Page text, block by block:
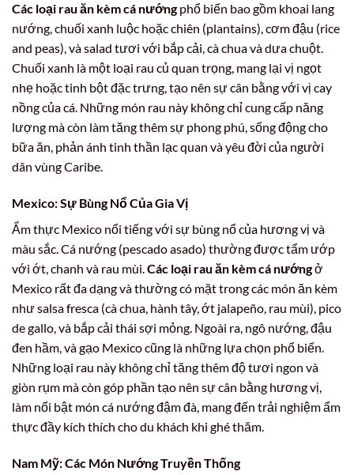
Các loại rau ăn kèm cá nướngphổ biến bao gồm khoai lang
nướng, chuối xanh luộc hoặc chiên (plantains), cơm đậu (rice
and peas), và salad tươi với bắp cải, cà chua và dưa chuột.
Chuối xanh là một loại rau củ quan trọng, mang lại vị ngọt
nhẹ hoặc tinh bột đặc trưng, tạo nên sự cân bằng với vị cay
nồng của cá. Những món rau này không chỉ cung cấp năng
lượng mà còn làm tăng thêm sự phong phú, sống động cho
bữa ăn, phản ánh tinh thần lạc quan và yêu đời của người
dân vùng Caribe.
Mexico: Sự Bùng Nổ Của Gia Vị
Ẩm thực Mexico nổi tiếng với sự bùng nổ của hương vị và
màu sắc. Cá nướng (pescado asado) thường được tẩm ướp
với ớt, chanh và rau mùi.Các loại rau ăn kèm cá nướngở
Mexico rất đa dạng và thường có mặt trong các món ăn kèm
như salsa fresca (cà chua, hành tây, ớt jalapeño, rau mùi), pico
de gallo, và bắp cải thái sợi mỏng. Ngoài ra, ngô nướng, đậu
đen hầm, và gạo Mexico cũng là những lựa chọn phổ biến.
Những loại rau này không chỉ tăng thêm độ tươi ngon và
giòn rụm mà còn góp phần tạo nên sự cân bằng hương vị,
làm nổi bật món cá nướng đậm đà, mang đến trải nghiệm ẩm
thực đầy kích thích cho du khách khi ghé thăm.
Nam Mỹ: Các Món Nướng Truyền Thống